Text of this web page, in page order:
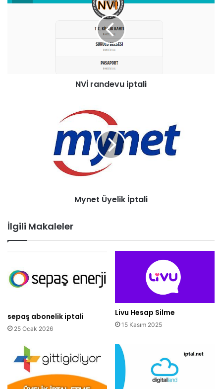
NVİ randevu iptali
Mynet Üyelik İptali
İlgili Makaleler
sepaş abonelik iptali
25 Ocak 2026
Livu Hesap Silme
15 Kasım 2025